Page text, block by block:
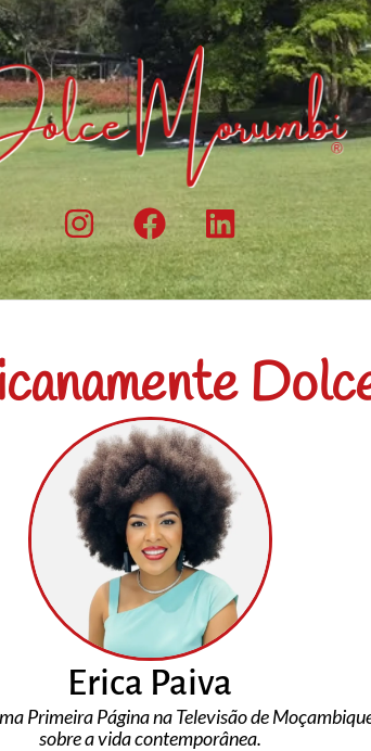
Erica Paiva
Primeira Página na Televisão de
sobre a vida contemporânea.